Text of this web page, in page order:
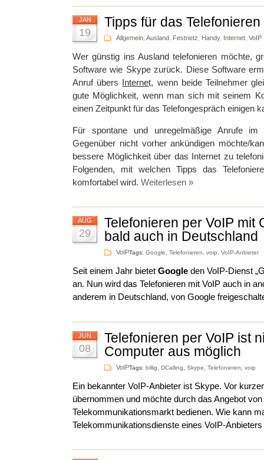
JAN
19
Tipps für das Telefonieren
Allgemein Ausland Festnetz Handy, Internet VoIP
Wer günstig ins Ausland telefonieren möchte,
Software wie Skype zurück. Diese Software
Anruf übers
Internet, wenn beide Teilnehmer
gute Möglichkeit, wenn man sich mit seinem
einen Zeitpunkt für das Telefongespräch einigen
Für spontane und unregelmäßige Anrufe
Gegenüber nicht vorher ankündigen möchte/
bessere Möglichkeit über das Internet zu
Folgenden, mit welchen Tipps das
komfortabel wird. Weiterlesen »
AUG
29
Telefonieren per VoIP mit
bald auch in Deutschland
Tags: Google, Telefonieren, voip, VoIP-Anbieter
VoIP
Seit einem Jahr bietet Google den VoIP-Dienst
an. Nun wird das Telefonieren mit VoIP auch in
anderem in Deutschland, von Google
JUN
08
Telefonieren per VoIP ist
Computer aus möglich
Tags: billig DCalling Skype Telefonieren voip
VoIP
Ein bekannter VoIP-Anbieter ist Skype. Vor
übernommen und möchte durch das Angebot
Telekommunikationsmarkt bedienen. Wie kann
Telekommunikationsdienste eines VoIP-